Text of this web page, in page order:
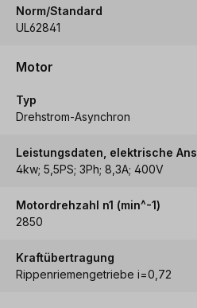
Norm/Standard
UL62841
Motor
Typ
Drehstrom-Asynchron
Leistungsdaten, elektrische
4kw; 5,5PS; 3Ph; 8,3A; 400V
Motordrehzahl n1 (min^-1)
2850
Kraftübertragung
Rippenriemengetriebe i=0,72